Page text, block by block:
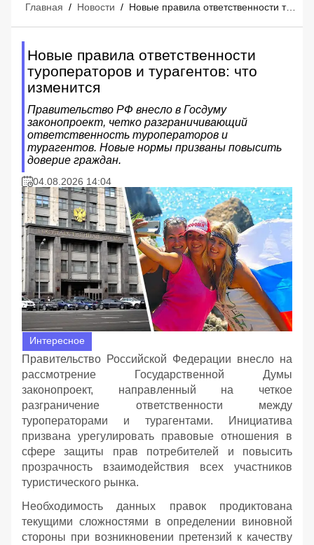
Главная / Новости / Новые правила ответственности туроператоров и турагентов: что изменится
Новые правила ответственности
туроператоров и турагентов: что
изменится
Правительство РФ внесло в Госдуму
законопроект, четко разграничивающий
ответственность туроператоров и
турагентов. Новые нормы призваны повысить
доверие граждан.
04.08.2026 14:04
Интересное
Правительство Российской Федерации внесло на
рассмотрение Государственной Думы
законопроект, направленный на четкое
разграничение ответственности между
туроператорами и турагентами. Инициатива
призвана урегулировать правовые отношения в
сфере защиты прав потребителей и повысить
прозрачность взаимодействия всех участников
туристического рынка.
Необходимость данных правок продиктована
текущими сложностями в определении виновной
стороны при возникновении претензий к качеству